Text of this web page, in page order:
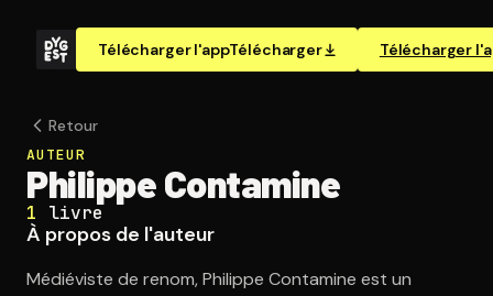
Télécharger l'appTélécharger Télécharger
Retour
AUTEUR
Philippe Contamine
1 livre
À propos de l'auteur
Médiéviste de renom, Philippe Contamine est un